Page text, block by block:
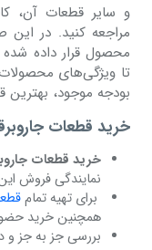
و سایر قطعات آن،
مراجعه کنید. در
محصول قرار داده
تا ویژگی‌های
بودجه موجود، بهترین
خرید قطعات
خرید قطعات
نمایندگی فروش
برای تهیه تمام
همچنین خرید
بررسی جز به جز و